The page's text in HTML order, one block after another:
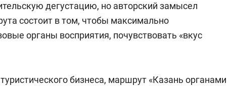
дегустацию, но авторский замысел
состоит в том, чтобы максимально
органы восприятия, почувствовать «вкус
бизнеса, маршрут «Казань органами